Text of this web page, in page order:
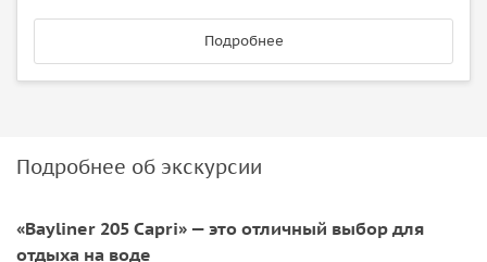
Подробнее
Подробнее об экскурсии
«Bayliner 205 Сapri» — это отличный выбор для
отдыха на воде